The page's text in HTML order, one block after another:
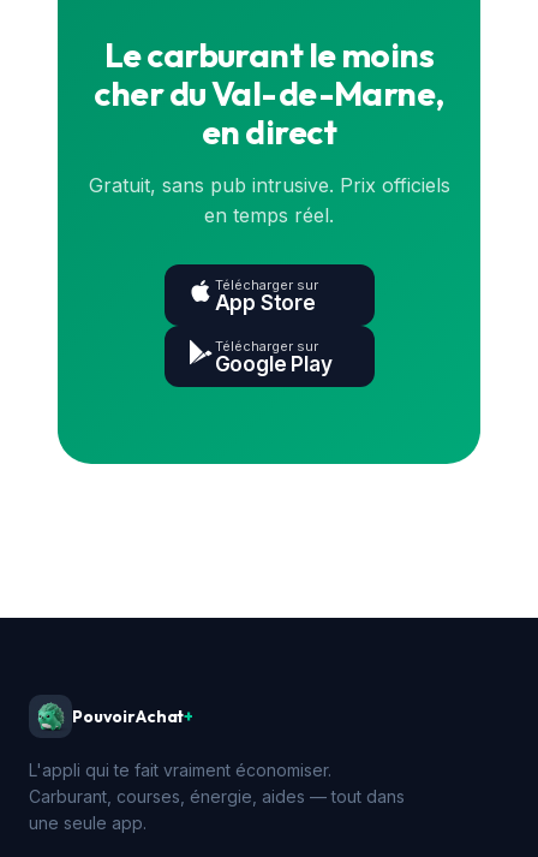
Le carburant le moins
cher du Val-de-Marne,
en direct
Gratuit, sans pub intrusive. Prix officiels
en temps réel.
Télécharger sur
App Store
Télécharger sur
Google Play
PouvoirAchat+
L'appli qui te fait vraiment économiser.
Carburant, courses, énergie, aides — tout dans
une seule app.